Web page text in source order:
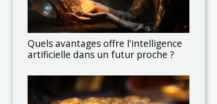
Quels avantages offre l'intelligence
artificielle dans un futur proche ?